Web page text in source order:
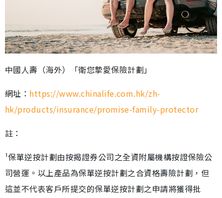
中國人壽（海外）「衛您摯愛保險計劃」
網址： https://www.chinalife.com.hk/zh-
hk/products/insurance/promise-family-protector
註：
¹保單逆按計劃由按揭證券公司之全資附屬機構按證保險公
司營運。以上產品為保單逆按計劃之合資格壽險計劃，但
這並不代表客戶所提交的保單逆按計劃之申請將獲得批